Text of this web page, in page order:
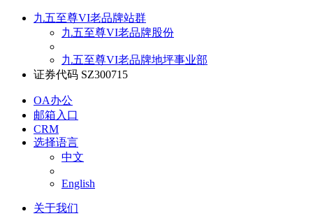
九五至尊VI老品牌站群
九五至尊VI老品牌股份
九五至尊VI老品牌地坪事业部
证券代码 SZ300715
OA办公
邮箱入口
CRM
选择语言
中文
English
关于我们